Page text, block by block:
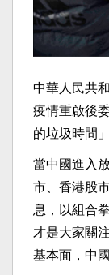
中華人民共
疫情重啟後
的垃圾時間
當中國進入
市、香港股
息，以組合
才是大家關
基本面，中